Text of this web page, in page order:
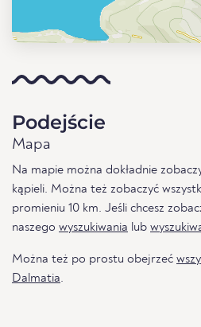
Podejście
Mapa
Na mapie można dokładnie
kąpieli. Można też zobaczyć
promieniu 10 km. Jeśli chcesz
naszego wyszukiwania lub
Można też po prostu obejrzeć
Dalmatia.